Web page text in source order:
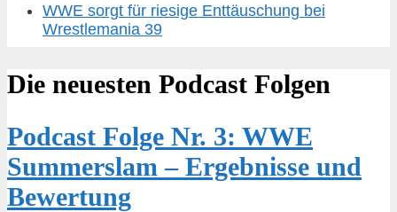
WWE sorgt für riesige Enttäuschung bei
Wrestlemania 39
Die neuesten Podcast Folgen
Podcast Folge Nr. 3: WWE
Summerslam – Ergebnisse und
Bewertung